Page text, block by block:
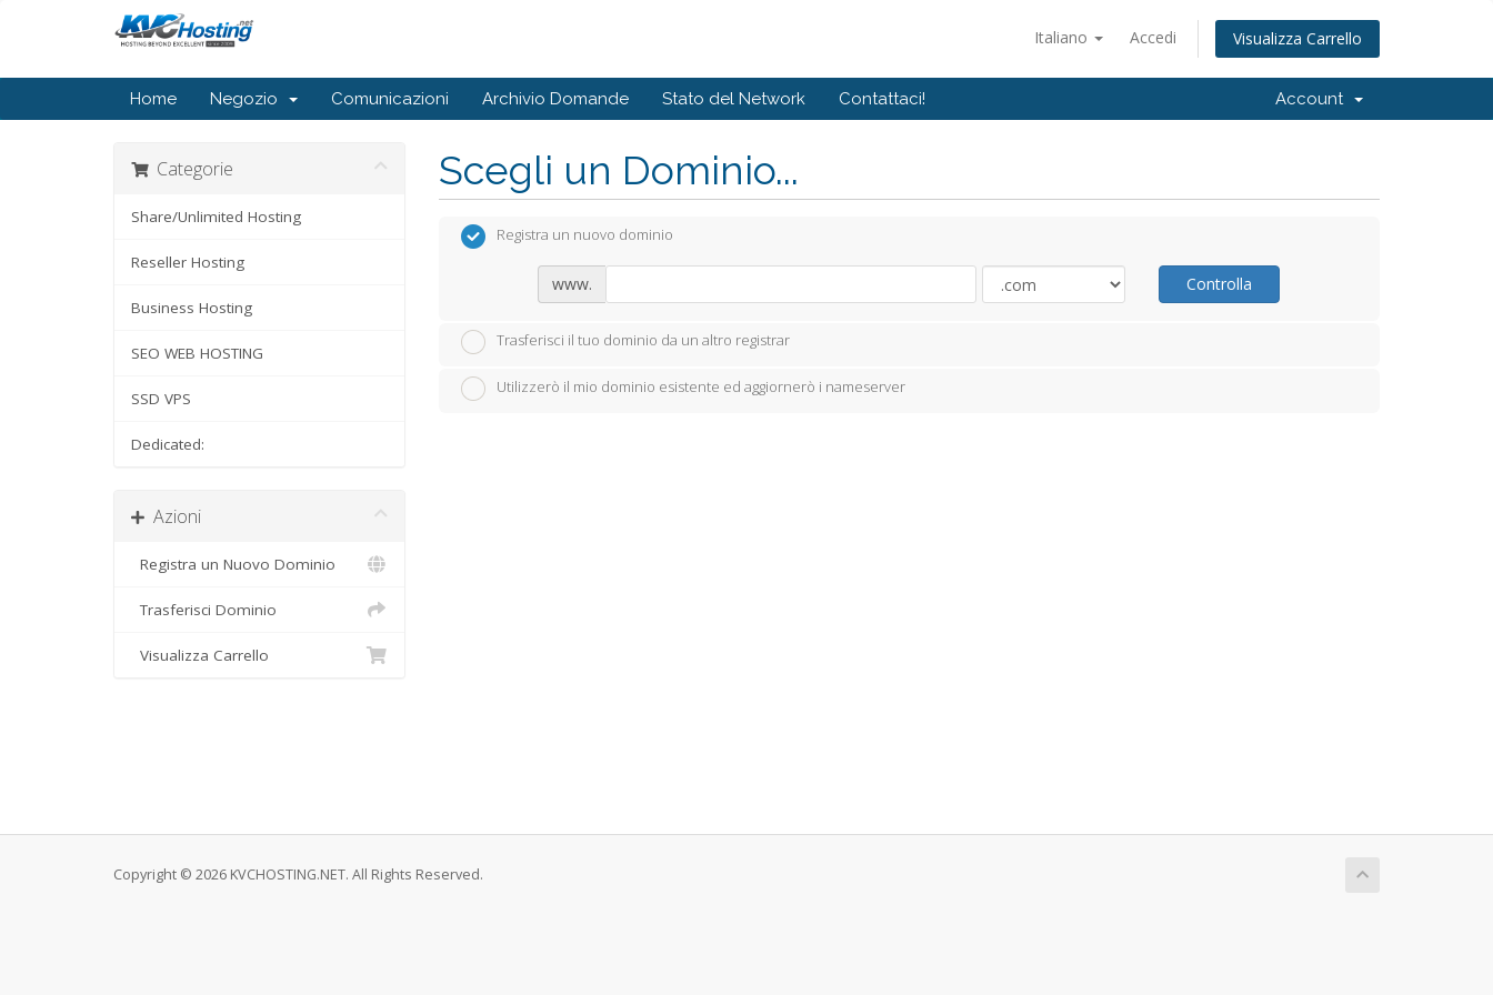
Italiano Accedi Visualizza Carrello
Home Negozio Comunicazioni Archivio Domande Stato del Network Contattaci! Account
Categorie
Share/Unlimited Hosting
Reseller Hosting
Business Hosting
SEO WEB HOSTING
SSD VPS
Dedicated:
Azioni
Registra un Nuovo Dominio
Trasferisci Dominio
Visualizza Carrello
Scegli un Dominio...
Registra un nuovo dominio
www. Controlla
Trasferisci il tuo dominio da un altro registrar
Utilizzerò il mio dominio esistente ed aggiornerò i nameserver
Copyright © 2026 KVCHOSTING.NET. All Rights Reserved.